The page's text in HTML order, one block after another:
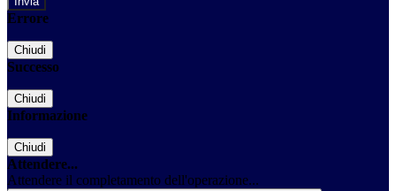
Errore
Chiudi
Successo
Chiudi
Informazione
Chiudi
Attendere...
Attendere il completamento dell'operazione...